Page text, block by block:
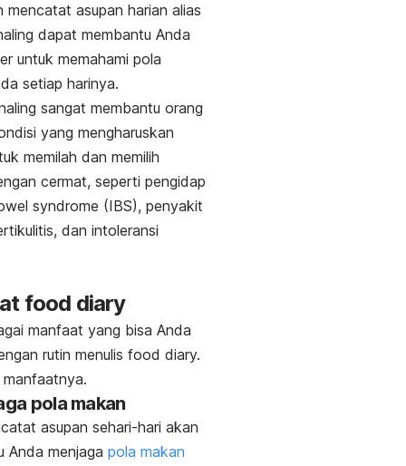
mencatat asupan harian alias
dapat membantu Anda
untuk memahami pola
setiap harinya.
sangat membantu orang
yang mengharuskan
memilah dan memilih
cermat, seperti pengidap
syndrome (IBS), penyakit
dan intoleransi
food diary
manfaat yang bisa Anda
rutin menulis food diary.
pola makan
asupan sehari-hari akan
Anda menjaga pola makan